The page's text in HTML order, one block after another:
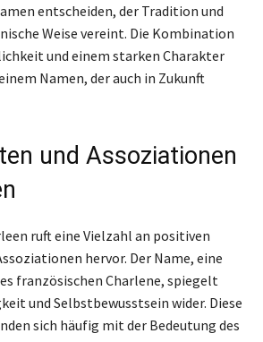
entscheiden, der Tradition und
Weise vereint. Die Kombination
und einem starken Charakter
Namen, der auch in Zukunft
und Assoziationen
ruft eine Vielzahl an positiven
hervor. Der Name, eine
französischen Charlene, spiegelt
und Selbstbewusstsein wider. Diese
sich häufig mit der Bedeutung des